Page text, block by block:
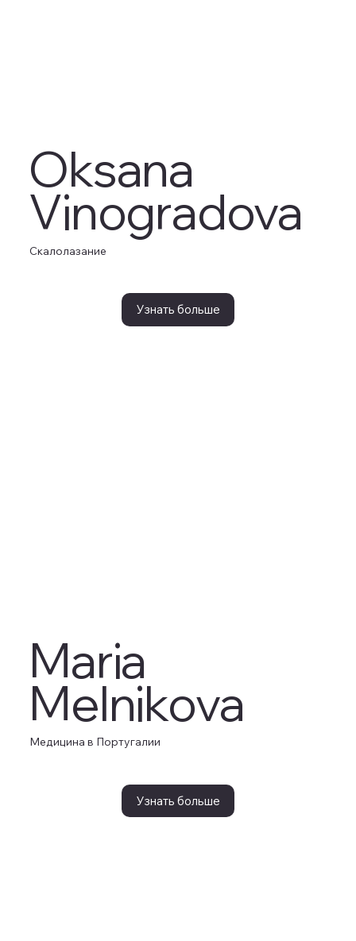
Oksana
Vinogradova
Скалолазание
Узнать больше
Maria
Melnikova
Медицина в Португалии
Узнать больше